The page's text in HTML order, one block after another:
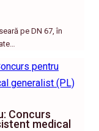
pe DN 67, în
Concurs
medical